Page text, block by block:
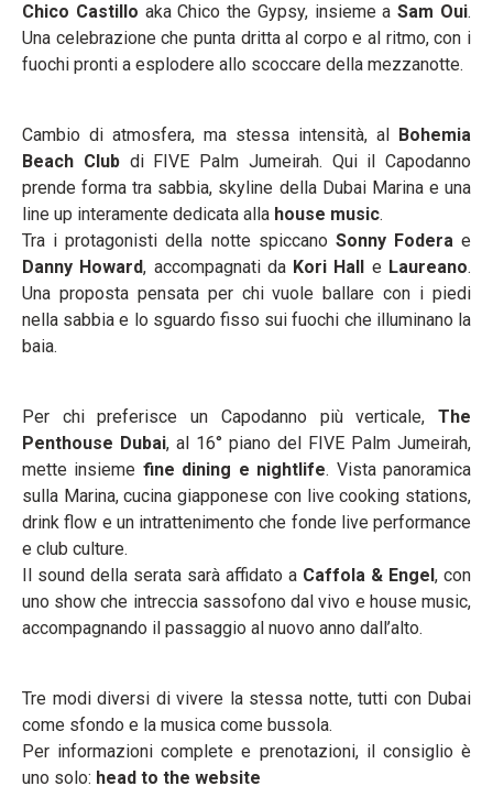
Chico Castillo aka Chico the Gypsy, insieme aSam Oui.
Una celebrazione che punta dritta al corpo e al ritmo, con i
fuochi pronti a esplodere allo scoccare della mezzanotte.
Cambio di atmosfera, ma stessa intensità, al
Bohemia
Beach Clubdi FIVE Palm Jumeirah. Qui il Capodanno
prende forma tra sabbia, skyline della Dubai Marina e una
line up interamente dedicata alla house music.
Tra i protagonisti della notte spiccano Sonny Foderae
Danny Howard, accompagnati da Kori Hall e Laureano.
Una proposta pensata per chi vuole ballare con i piedi
nella sabbia e lo sguardo fisso sui fuochi che illuminano la
baia.
Per chi preferisce un Capodanno più verticale, The
Penthouse Dubai, al 16° piano del FIVE Palm Jumeirah,
mette insieme fine dining e nightlife. Vista panoramica
sulla Marina, cucina giapponese con live cooking stations,
drink flow e un intrattenimento che fonde live performance
e club culture.
Il sound della serata sarà affidato a Caffola & Engel , con
uno show che intreccia sassofono dal vivo e house music,
accompagnando il passaggio al nuovo anno dall’alto.
Tre modi diversi di vivere la stessa notte, tutti con Dubai
come sfondo e la musica come bussola.
Per informazioni complete e prenotazioni, il consiglio è
uno solo: head to the website